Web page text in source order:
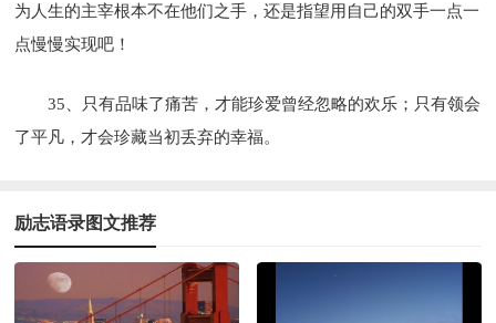
为人生的主宰根本不在他们之手，还是指望用自己的双手一点一
点慢慢实现吧！
35、只有品味了痛苦，才能珍爱曾经忽略的欢乐；只有领会
了平凡，才会珍藏当初丢弃的幸福。
励志语录图文推荐